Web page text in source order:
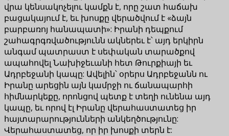
վրա կենսակոչելու կամքն է, որը շատ հաճախ
բացակայում է, եւ խոսքը վերածվում է «ձայն
բարբառոյ հանապատի»: Իրանի դեպքում
շահագրգռվածությունն ակներեւ է՝ այդ երկիրն
անգամ պատրաստ է սեփական տարածքով
ապահովել Նախիջեւանի հետ Թուրքիայի եւ
Ադրբեջանի կապը: Ավելին՝ օրերս Ադրբեջանն ու
Իրանը արեցին այն կամրջի ու ճանապարհի
հիմնարկեքը, որոնցով պետք է տեղի ունենա այդ
կապը, եւ որով էլ Իրանը վերահաստատեց իր
հայտարարությունների անկեղծությունը:
Վերահաստատեց, որ իր խոսքի տերն է: